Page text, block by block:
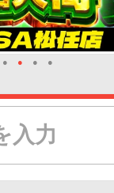
● ● ● ●